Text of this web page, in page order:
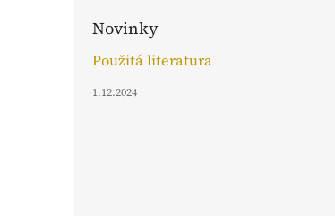
Novinky
Použitá literatura
1.12.2024